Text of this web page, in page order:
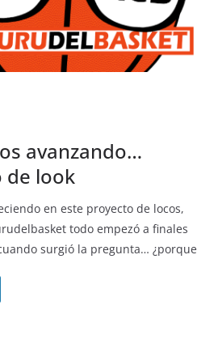
avanzando…
de look
en este proyecto de locos,
todo empezó a finales
surgió la pregunta… ¿porque